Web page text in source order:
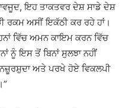
ਇਹ ਤਾਕਤਵਰ ਦੇਸ਼ ਸਾਡੇ ਦੇਸ਼
ਰਕਮ ਅਸੀਂ ਇਕੱਠੀ ਕਰ ਰਹੇ ਹਾਂ।
ਵਿੱਚ ਅਮਨ ਕਾਇਮ ਕਰਨ ਵਿੱਚ
ਨੂੰ ਇਸ ਤੋਂ ਬਿਨਾਂ ਸੁਲਝਾ ਨਹੀਂ
ਅਤੇ ਪਰਖੇ ਹੋਏ ਵਿਕਲਪੀ